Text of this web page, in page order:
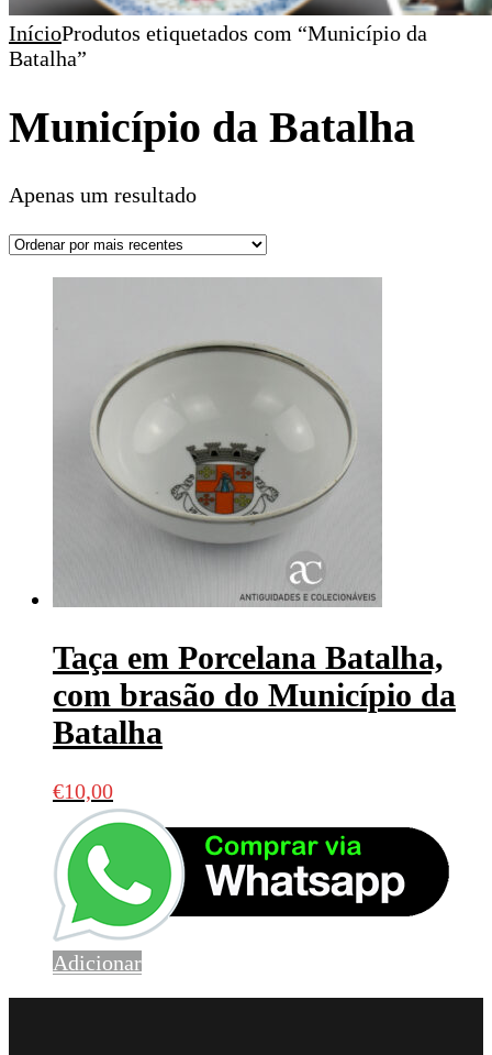
InícioProdutos etiquetados com “Município da
Batalha”
Município da Batalha
Apenas um resultado
Taça em Porcelana Batalha,
com brasão do Município da
Batalha
€10,00
Adicionar